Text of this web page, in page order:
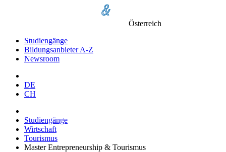
Österreich
Studiengänge
Bildungsanbieter A-Z
Newsroom
DE
CH
Studiengänge
Wirtschaft
Tourismus
Master Entrepreneurship & Tourismus